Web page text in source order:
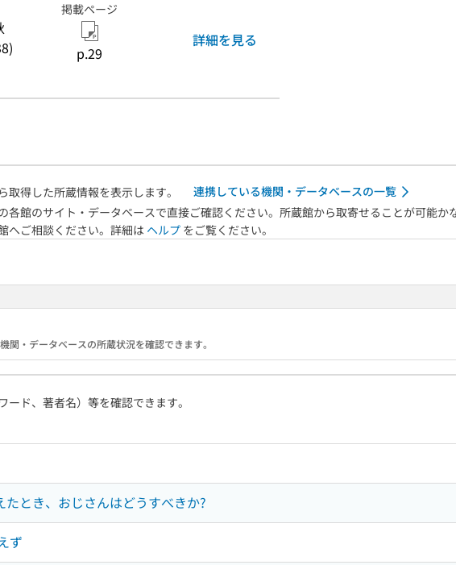
掲載ページ
p.29
詳細を見る
得した所蔵情報を表示します。
連携している機関・データベースの一覧
館のサイト・データベースで直接ご確認ください。所蔵館から取寄せることが可能か
へご相談ください。詳細は ヘルプ をご覧ください。
・データベースの所蔵状況を確認できます。
ド、著者名）等を確認できます。
たとき、おじさんはどうすべきか?
ず